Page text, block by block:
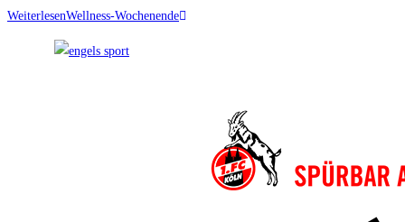
WeiterlesenWellness-Wochenende